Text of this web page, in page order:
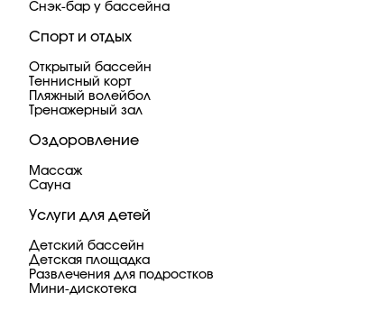
Снэк-бар у бассейна
Спорт и отдых
Открытый бассейн
Теннисный корт
Пляжный волейбол
Тренажерный зал
Оздоровление
Массаж
Сауна
Услуги для детей
Детский бассейн
Детская площадка
Развлечения для подростков
Мини-дискотека